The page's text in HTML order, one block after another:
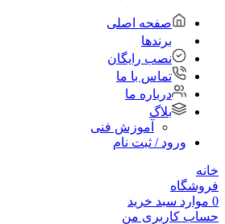
صفحه اصلی
برندها
نصب رایگان
تماس با ما
درباره ما
بلاگ
آموزش فنی
ورود / ثبت نام
خانه
فروشگاه
0 موارد سبد خرید
حساب کاربری من